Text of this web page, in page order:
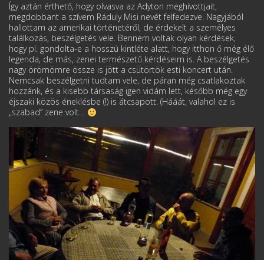
Így aztán érthető, hogy olvasva az Adyton meghívottjait,
megdobbant a szívem Ráduly Misi nevét felfedezve. Nagyjából
hallottam az amerikai történetéről, de érdekelt a személyes
találkozás, beszélgetés vele. Bennem voltak olyan kérdések,
hogy pl. gondolta-e a hosszú kintléte alatt, hogy itthon ő még élő
legenda, de más, zenei természetű kérdéseim is. A beszélgetés
nagy örömömre össze is jött a csütörtök esti koncert után.
Nemcsak beszélgetni tudtam vele, de páran még csatlakoztak
hozzánk, és a kisebb társaság igen vidám lett, később még egy
éjszaki közös éneklésbe (!) is átcsapott. (Hááát, valahol ez is
„szabad” zene volt…